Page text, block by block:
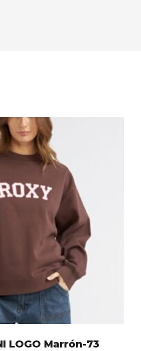
LOGO Marrón-73